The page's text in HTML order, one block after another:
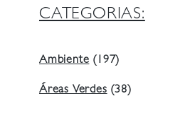
CATEGORIAS:
Ambiente (197)
Áreas Verdes (38)